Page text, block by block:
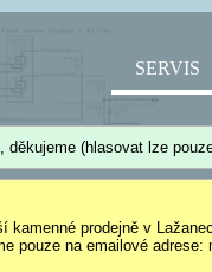
SERVIS
(hlasovat lze
kamenné prodejně v
pouze na emailové